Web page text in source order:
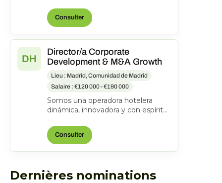
Group, w...
Consulter
DH
Director/a Corporate
Development & M&A Growth
Lieu : Madrid, Comunidad de Madrid
Salaire : €120 000 - €190 000
Somos una operadora hotelera
dinámica, innovadora y con espíritu
consolidado una colecc...
Consulter
Dernières nominations